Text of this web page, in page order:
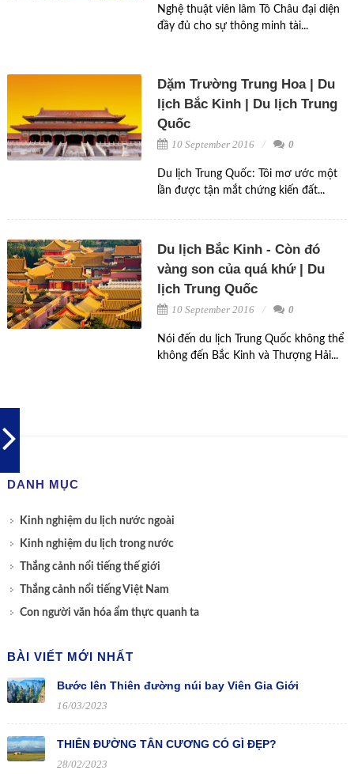
Nghệ thuật viên lâm Tô Châu đại diện
đầy đủ cho sự thông minh tài...
Dặm Trường Trung Hoa | Du
lịch Bắc Kinh | Du lịch Trung
Quốc
10 September 2016 0
Du lịch Trung Quốc: Tôi mơ ước một
lần được tận mắt chứng kiến đất...
Du lịch Bắc Kinh - Còn đó
vàng son của quá khứ | Du
lịch Trung Quốc
10 September 2016 0
Nói đến du lịch Trung Quốc không thể
không đến Bắc Kinh và Thượng Hải...
DANH MỤC
Kinh nghiệm du lịch nước ngoài
Kinh nghiệm du lịch trong nước
Thắng cảnh nổi tiếng thế giới
Thắng cảnh nổi tiếng Việt Nam
Con người văn hóa ẩm thực quanh ta
BÀI VIẾT MỚI NHẤT
Bước lên Thiên đường núi bay Viên Gia Giới
16/03/2023
THIÊN ĐƯỜNG TÂN CƯƠNG CÓ GÌ ĐẸP?
28/02/2023